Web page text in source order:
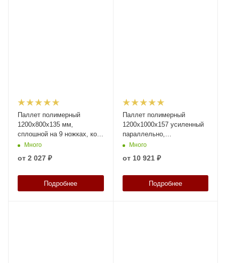
Паллет полимерный
1200х800х135 мм,
сплошной на 9 ножках, код:
35224
Много
от 2 027 ₽
Подробнее
Паллет полимерный
1200х1000х157 усиленный
параллельно,
перфорированный, на 5
Много
от 10 921 ₽
Подробнее